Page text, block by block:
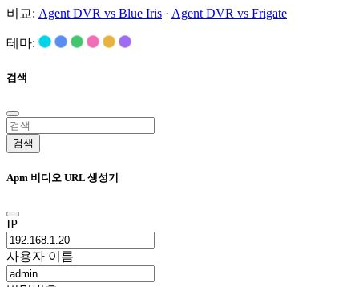
비교: Agent DVR vs Blue Iris · Agent DVR vs Frigate
테마:
검색
검색
Apm 비디오 URL 생성기
IP
사용자 이름